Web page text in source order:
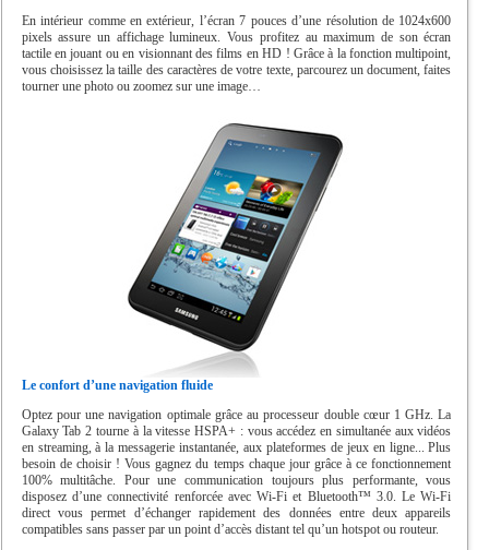
En intérieur comme en extérieur, l’écran 7 pouces d’une résolution de 1024x600
pixels assure un affichage lumineux. Vous profitez au maximum de son écran
tactile en jouant ou en visionnant des films en HD ! Grâce à la fonction multipoint,
vous choisissez la taille des caractères de votre texte, parcourez un document, faites
tourner une photo ou zoomez sur une image…
Le confort d’une navigation fluide
Optez pour une navigation optimale grâce au processeur double cœur 1 GHz. La
Galaxy Tab 2 tourne à la vitesse HSPA+ : vous accédez en simultanée aux vidéos
en streaming, à la messagerie instantanée, aux plateformes de jeux en ligne... Plus
besoin de choisir ! Vous gagnez du temps chaque jour grâce à ce fonctionnement
100% multitâche. Pour une communication toujours plus performante, vous
disposez d’une connectivité renforcée avec Wi-Fi et Bluetooth™ 3.0. Le Wi-Fi
direct vous permet d’échanger rapidement des données entre deux appareils
compatibles sans passer par un point d’accès distant tel qu’un hotspot ou routeur.